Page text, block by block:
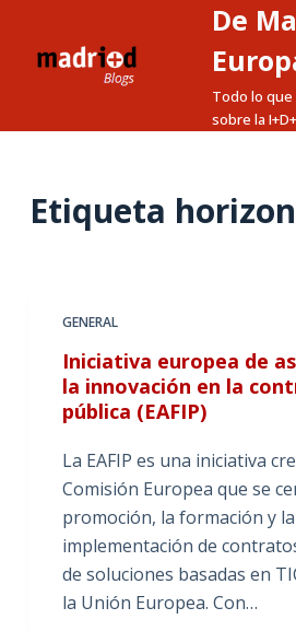
a
De
Todo lo
sobre la
Etiqueta
GENERAL
Iniciativa europea de
la innovación en la
pública (EAFIP)
La EAFIP es una iniciativa
Comisión Europea que se
promoción, la formación y
implementación de
de soluciones basadas en
la Unión Europea. Con…